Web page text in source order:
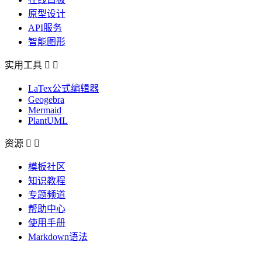
原型设计
API服务
智能图形
实用工具  
LaTex公式编辑器
Geogebra
Mermaid
PlantUML
资源  
模板社区
知识教程
专题频道
帮助中心
使用手册
Markdown语法